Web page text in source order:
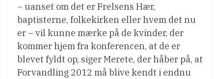
– uanset om det er Frelsens Hær,
baptisterne, folkekirken eller hvem det nu
er – vil kunne mærke på de kvinder, der
kommer hjem fra konferencen, at de er
blevet fyldt op, siger Merete, der håber på, at
Forvandling 2012 må blive kendt i endnu